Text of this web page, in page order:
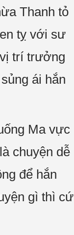
Thanh tỏ
tỵ với sư
trí trưởng
ái hắn
Ma vực
chuyện dễ
để hắn
gì thì cứ